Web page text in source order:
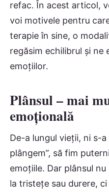
refac. În acest articol,
voi motivele pentru
terapie în sine, o
regăsim echilibrul și ne
emoțiilor.
Plânsul – mai
emoțională
De-a lungul vieții, ni s-a
plângem”, să fim
emoțiile. Dar plânsul
la tristețe sau durere,